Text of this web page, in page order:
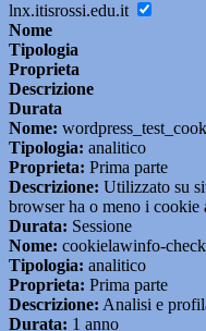
lnx.itisrossi.edu.it
Nome
Tipologia
Proprieta
Descrizione
Durata
Nome:
Tipologia: analitico
Proprieta: Prima parte
Descrizione: Utilizzato su
browser ha o meno i cookie
Durata: Sessione
Nome: cookielawinfo-
Tipologia: analitico
Proprieta: Prima parte
Descrizione: Analisi e
Durata: 1 anno